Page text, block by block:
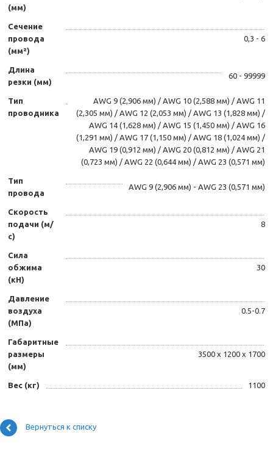
(мм)
Сечение
провода
(мм²)
0,3 - 6
Длина
резки (мм)
60 - 99999
Тип
проводника
AWG 9 (2,906 мм) / AWG 10 (2,588 мм) / AWG 11
(2,305 мм) / AWG 12 (2,053 мм) / AWG 13 (1,828 мм) /
AWG 14 (1,628 мм) / AWG 15 (1,450 мм) / AWG 16
(1,291 мм) / AWG 17 (1,150 мм) / AWG 18 (1,024 мм) /
AWG 19 (0,912 мм) / AWG 20 (0,812 мм) / AWG 21
(0,723 мм) / AWG 22 (0,644 мм) / AWG 23 (0,571 мм)
Тип
провода
AWG 9 (2,906 мм) - AWG 23 (0,571 мм)
Скорость
подачи (м/
с)
8
Сила
обжима
(кН)
30
Давление
воздуха
(МПа)
0.5-0.7
Габаритные
размеры
(мм)
3500 x 1200 x 1700
Вес (кг) 1100
Вернуться к списку